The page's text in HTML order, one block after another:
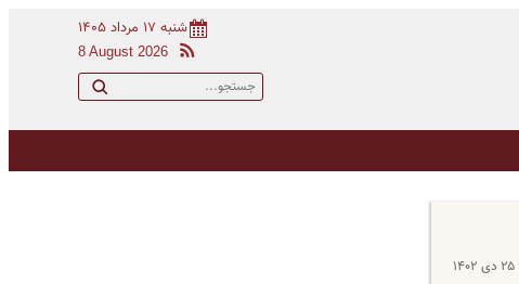
شنبه ۱۷ مرداد ۱۴۰۵
8 August 2026
۲۵ دی ۱۴۰۲